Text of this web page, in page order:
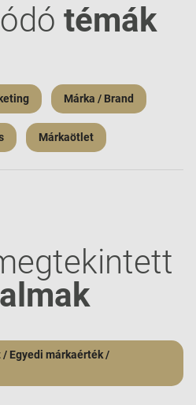
témák
Márka / Brand
Márkaötlet
Egyedi márkaérték /